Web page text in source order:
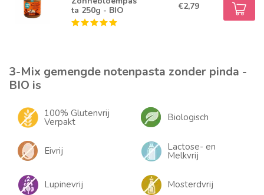
ta 250g - BIO
€2,79
3-Mix gemengde notenpasta zonder pinda -
BIO is
100% Glutenvrij
Verpakt Biologisch
Eivrij Lactose- en
Melkvrij
Lupinevrij Mosterdvrij